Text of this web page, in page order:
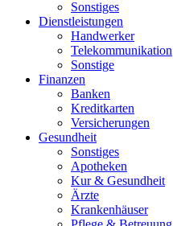
Sonstiges
Dienstleistungen
Handwerker
Telekommunikation
Sonstige
Finanzen
Banken
Kreditkarten
Versicherungen
Gesundheit
Sonstiges
Apotheken
Kur & Gesundheit
Ärzte
Krankenhäuser